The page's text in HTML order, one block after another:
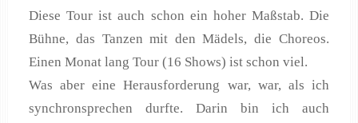
Diese Tour ist auch schon ein hoher Maßstab. Die
Bühne, das Tanzen mit den Mädels, die Choreos.
Einen Monat lang Tour (16 Shows) ist schon viel.
Was aber eine Herausforderung war, war, als ich
synchronsprechen durfte. Darin bin ich auch